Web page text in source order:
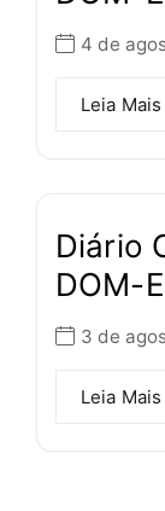
4 de
Leia Mais
Diário
DOM-
3 de
Leia Mais